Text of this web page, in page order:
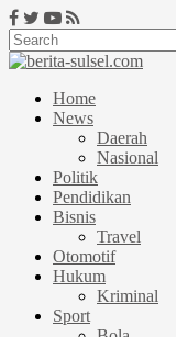
Home
News
Daerah
Nasional
Politik
Pendidikan
Bisnis
Travel
Otomotif
Hukum
Kriminal
Sport